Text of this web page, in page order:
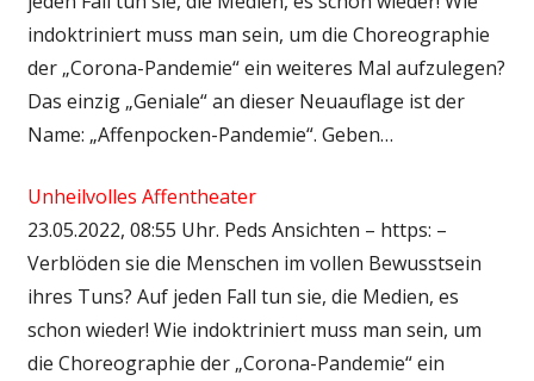
indoktriniert muss man sein, um die Choreographie
der „Corona-Pandemie“ ein weiteres Mal aufzulegen?
Das einzig „Geniale“ an dieser Neuauflage ist der
Name: „Affenpocken-Pandemie“. Geben…
Unheilvolles Affentheater
23.05.2022, 08:55 Uhr. Peds Ansichten – https: –
Verblöden sie die Menschen im vollen Bewusstsein
ihres Tuns? Auf jeden Fall tun sie, die Medien, es
schon wieder! Wie indoktriniert muss man sein, um
die Choreographie der „Corona-Pandemie“ ein